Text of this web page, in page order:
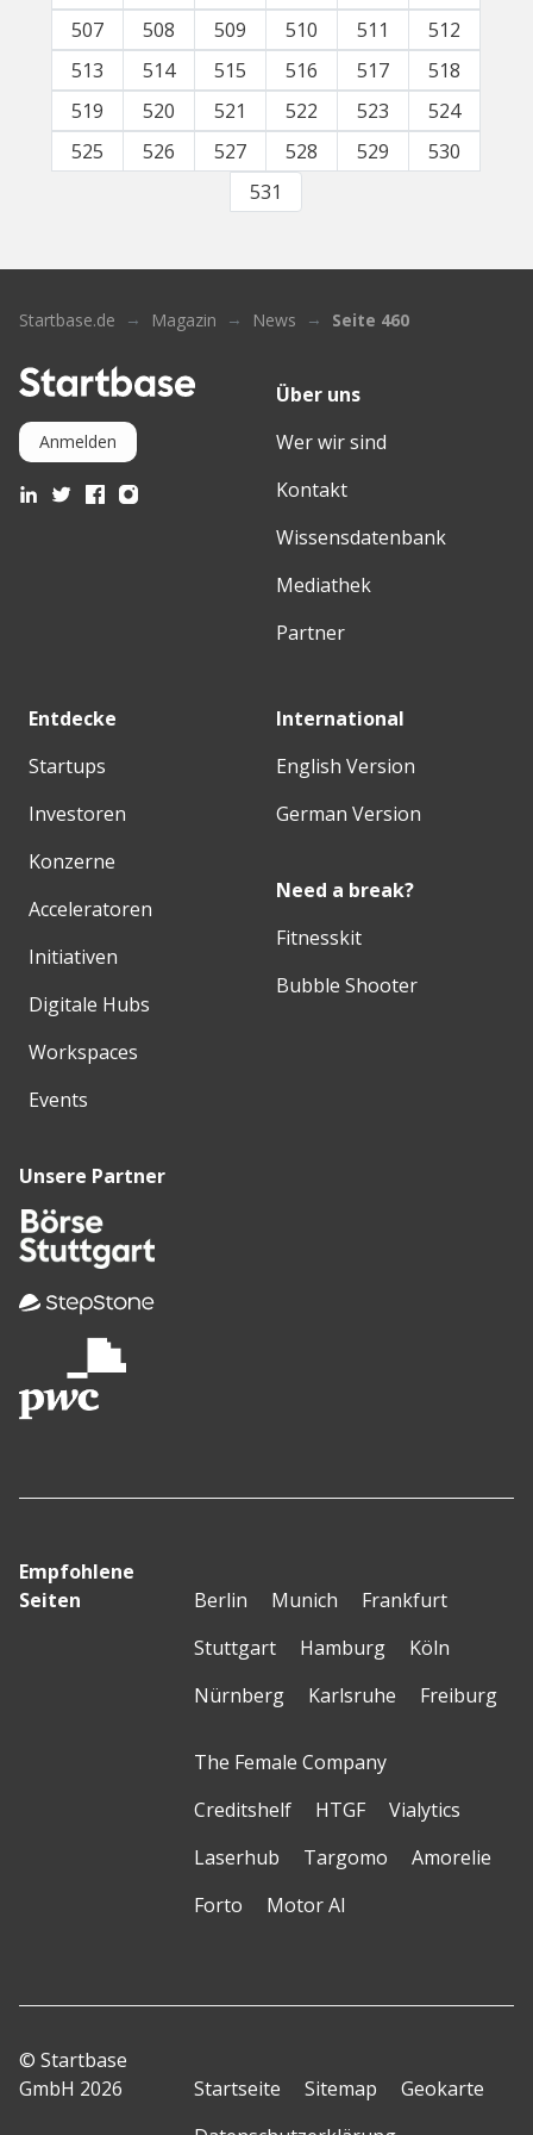
507
508 509 510 511
512
513
514 515 516 517
518
519
520 521 522 523
524
525
526 527 528 529
530
531
Startbase.de Magazin News Seite 460
Anmelden
Über uns
Wer wir sind
Kontakt
Wissensdatenbank
Mediathek
Partner
Entdecke
Startups
Investoren
Konzerne
Acceleratoren
Initiativen
Digitale Hubs
Workspaces
Events
International
English Version
German Version
Need a break?
Fitnesskit
Bubble Shooter
Unsere Partner
Empfohlene
Seiten
Berlin Munich
Frankfurt
Stuttgart
Hamburg
Köln
Nürnberg
Karlsruhe Freiburg
The Female Company
Creditshelf
HTGF
Vialytics
Laserhub
Targomo
Amorelie
Forto
Motor AI
© Startbase
GmbH 2026
Startseite Sitemap
Geokarte